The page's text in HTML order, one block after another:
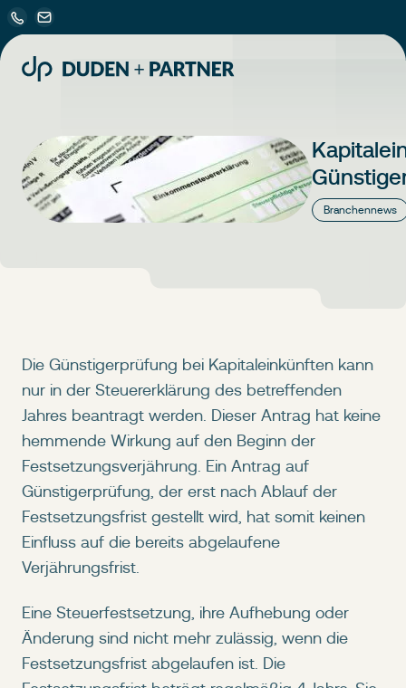
Branchennews
Die Günstigerprüfung bei Kapitaleinkünften kann
nur in der Steuererklärung des betreffenden
Jahres beantragt werden. Dieser Antrag hat keine
hemmende Wirkung auf den Beginn der
Festsetzungsverjährung. Ein Antrag auf
Günstigerprüfung, der erst nach Ablauf der
Festsetzungsfrist gestellt wird, hat somit keinen
Einfluss auf die bereits abgelaufene
Verjährungsfrist.
Eine Steuerfestsetzung, ihre Aufhebung oder
Änderung sind nicht mehr zulässig, wenn die
Festsetzungsfrist abgelaufen ist. Die